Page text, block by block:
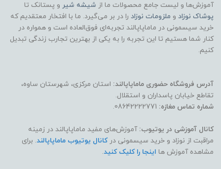
آموزش‌ها و لیست جامع محصولات ما از شیشه شیر و پستانک تا
پوشاک نوزاد و ملزومات نوزاد را در بر می‌گیرد. ما با افتخار معتقدیم که
خرید سیسمونی در ماماپاپالند تجربه‌ای فوق‌العاده است و همواره در
کنار شما هستیم تا این تجربه را به یکی از بهترین تجارب زندگی تبدیل
کنیم.
آدرس فروشگاه حضوری ماماپاپالند: استان مرکزی، شهرستان ساوه،
تقاطع خیابان پاسداران و استقلال.
شماره تماس مغازه:
کانال آموزشی در یوتیوب: آموزش‌های مفید ماماپاپالند در زمینه
مراقبت از نوزاد و خرید سیسمونی درکانال یوتیوب ماماپاپالند. برای
مشاهده آموزش ها اینجا را کلیک کنید.